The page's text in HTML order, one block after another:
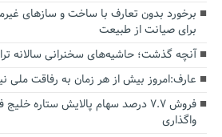
برخورد بدون تعارف با ساخت‌ و سازهای
برای صیانت از طبیعت
آنچه گذشت؛ حاشیه‌های سخنرانی سالانه
عارف:امروز بیش از هر زمان به رفاقت ملی
فروش ۷.۷ درصد سهام پالایش ستاره
واگذاری